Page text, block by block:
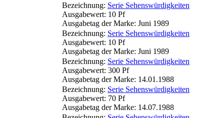
Bezeichnung: Serie Sehenswürdigkeiten
Ausgabewert: 10 Pf
Ausgabetag der Marke: Juni 1989
Bezeichnung: Serie Sehenswürdigkeiten
Ausgabewert: 10 Pf
Ausgabetag der Marke: Juni 1989
Bezeichnung: Serie Sehenswürdigkeiten
Ausgabewert: 300 Pf
Ausgabetag der Marke: 14.01.1988
Bezeichnung: Serie Sehenswürdigkeiten
Ausgabewert: 70 Pf
Ausgabetag der Marke: 14.07.1988